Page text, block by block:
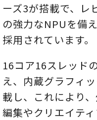
ーズ3が搭載で、レ
の強力なNPUを備
採用されています。
16コア16スレッド
え、内蔵グラフィ
載し、これにより
編集やクリエイテ